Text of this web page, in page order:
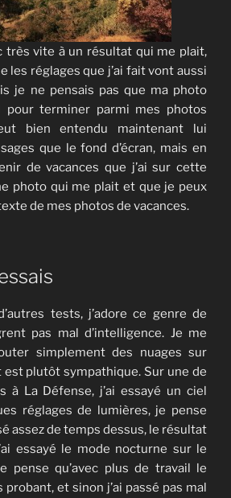
très vite à un résultat qui me plait,
les réglages que j’ai fait vont aussi
je ne pensais pas que ma photo
pour terminer parmi mes photos
bien entendu maintenant lui
que le fond d’écran, mais en
de vacances que j’ai sur cette
photo qui me plait et que je peux
de mes photos de vacances.
tests, j’adore ce genre de
pas mal d’intelligence. Je me
simplement des nuages sur
est plutôt sympathique. Sur une de
à La Défense, j’ai essayé un ciel
réglages de lumières, je pense
assez de temps dessus, le résultat
essayé le mode nocturne sur le
pense qu’avec plus de travail le
et sinon j’ai passé pas mal